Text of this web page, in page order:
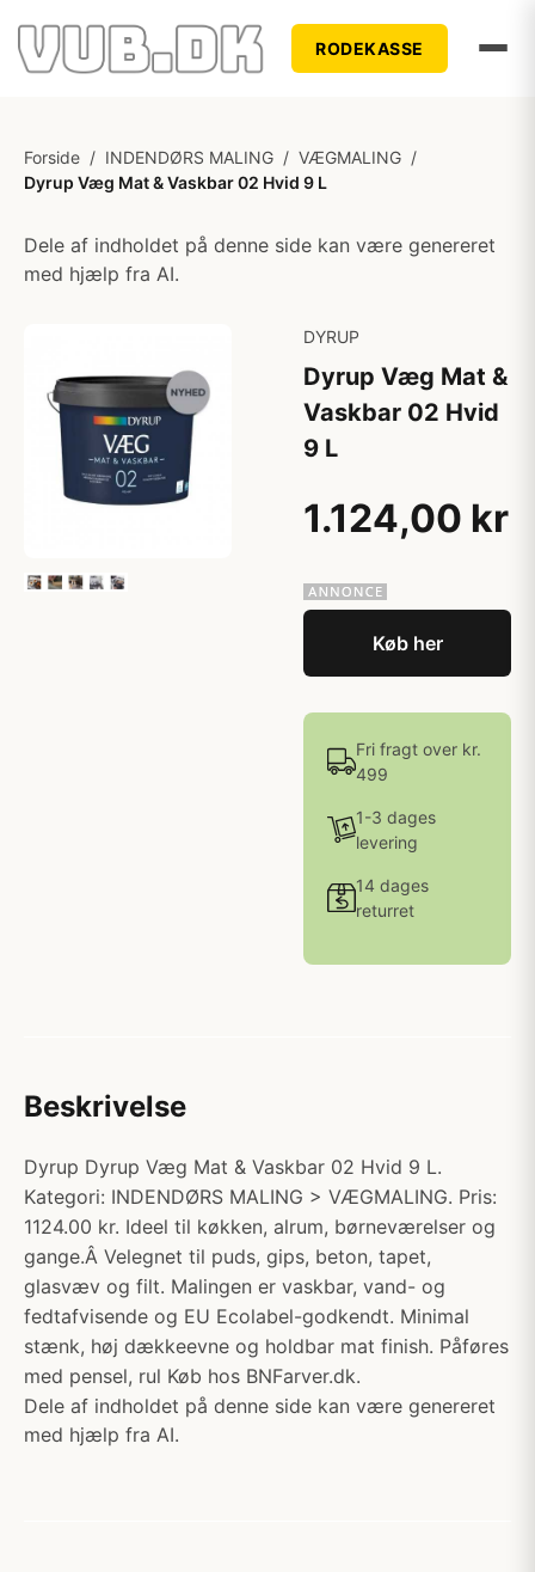
RODEKASSE
Forside / INDENDØRS MALING / VÆGMALING /
Dyrup Væg Mat & Vaskbar 02 Hvid 9 L
Dele af indholdet på denne side kan være genereret
med hjælp fra AI.
DYRUP
Dyrup Væg Mat &
Vaskbar 02 Hvid
9 L
1.124,00 kr
Køb her
Fri fragt over kr.
499
1-3 dages
levering
14 dages
returret
Beskrivelse
Dyrup Dyrup Væg Mat & Vaskbar 02 Hvid 9 L.
Kategori: INDENDØRS MALING > VÆGMALING. Pris:
1124.00 kr. Ideel til køkken, alrum, børneværelser og
gange.Â Velegnet til puds, gips, beton, tapet,
glasvæv og filt. Malingen er vaskbar, vand- og
fedtafvisende og EU Ecolabel-godkendt. Minimal
stænk, høj dækkeevne og holdbar mat finish. Påføres
med pensel, rul Køb hos BNFarver.dk.
Dele af indholdet på denne side kan være genereret
med hjælp fra AI.